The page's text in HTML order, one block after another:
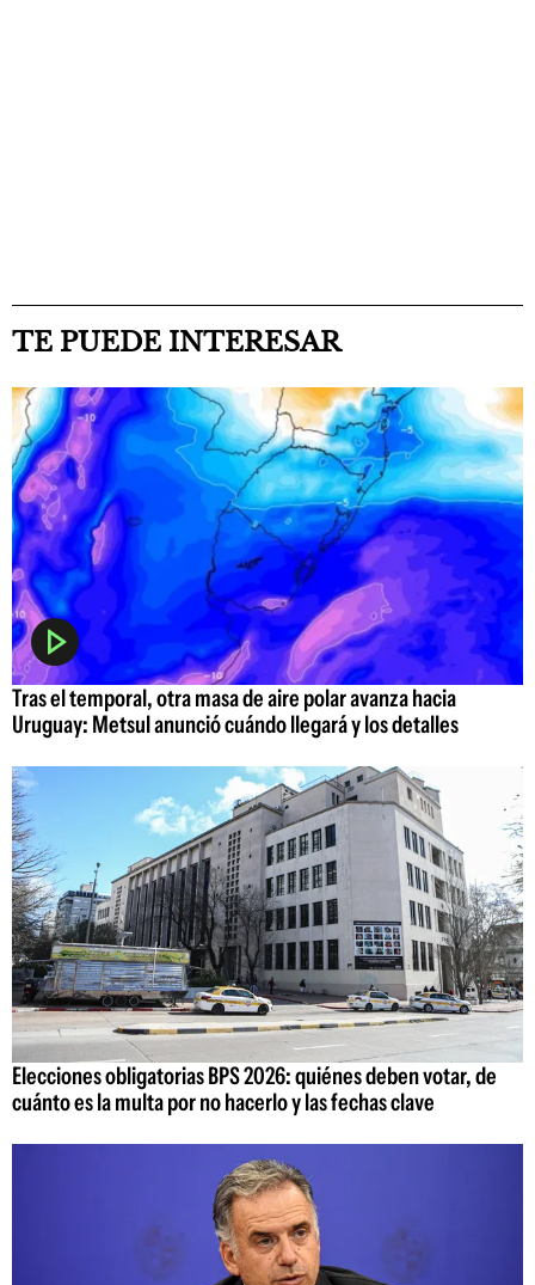
TE PUEDE INTERESAR
Tras el temporal, otra masa de aire polar avanza hacia
Uruguay: Metsul anunció cuándo llegará y los detalles
Elecciones obligatorias BPS 2026: quiénes deben votar, de
cuánto es la multa por no hacerlo y las fechas clave